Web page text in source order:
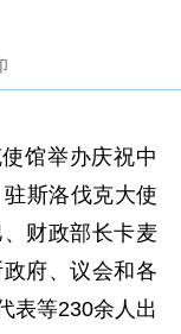
馆举办庆祝中
斯洛伐克大使
财政部长卡麦
府、议会和各
表等230余人出